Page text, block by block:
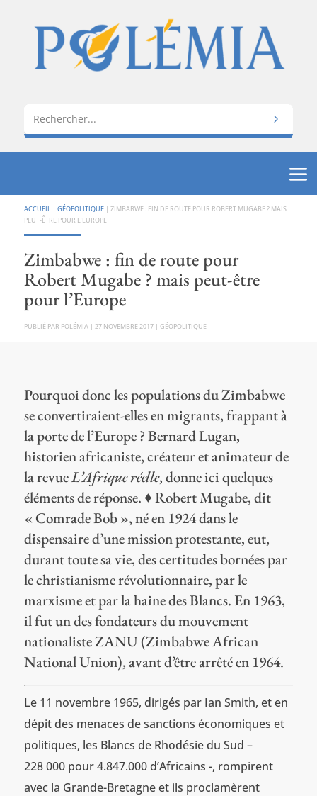
ACCUEIL | GÉOPOLITIQUE| ZIMBABWE : FIN DE ROUTE POUR ROBERT MUGABE ? MAIS
PEUT-ÊTRE POUR L’EUROPE
Zimbabwe : fin de route pour
Robert Mugabe ? mais peut-être
pour l’Europe
PAR POLÉMIA | 27 NOVEMBRE 2017| GÉOPOLITIQUE
Pourquoi donc les populations du Zimbabwe
se convertiraient-elles en migrants, frappant à
la porte de l’Europe ? Bernard Lugan,
historien africaniste, créateur et animateur de
la revueL’Afrique réelle, donne ici quelques
éléments de réponse. ♦ Robert Mugabe, dit
« Comrade Bob », né en 1924 dans le
dispensaire d’une mission protestante, eut,
durant toute sa vie, des certitudes bornées par
le christianisme révolutionnaire, par le
marxisme et par la haine des Blancs. En 1963,
il fut un des fondateurs du mouvement
nationaliste ZANU (Zimbabwe African
National Union), avant d’être arrêté en 1964.
Le 11 novembre 1965, dirigés par Ian Smith, et en
dépit des menaces de sanctions économiques et
politiques, les Blancs de Rhodésie du Sud –
228 000 pour 4.847.000 d’Africains -, rompirent
avec la Grande-Bretagne et ils proclamèrent